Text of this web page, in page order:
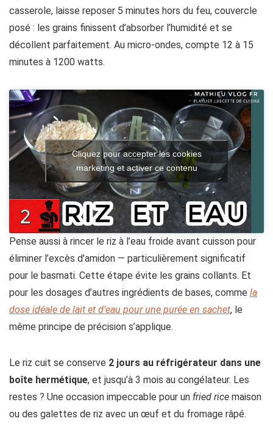
casserole, laisse reposer 5 minutes hors du feu, couvercle
posé : les grains finissent d’absorber l’humidité et se
décollent parfaitement. Au micro-ondes, compte 12 à 15
minutes à 1200 watts.
Cliquez pour accepter les cookies
marketing et activer ce contenu
Pense aussi à rincer le riz à l’eau froide avant cuisson pour
éliminer l’excès d’amidon — particulièrement significatif
pour le basmati. Cette étape évite les grains collants. Et
pour les dosages d’autres ingrédients de bases, comme la
dose idéale de lait et d’eau pour une purée en sachet, le
même principe de précision s’applique.
Le riz cuit se conserve 2 jours au réfrigérateur dans une
boîte hermétique, et jusqu’à 3 mois au congélateur. Les
restes ? Une occasion impeccable pour un fried rice maison
ou des galettes de riz avec un œuf et du fromage râpé.